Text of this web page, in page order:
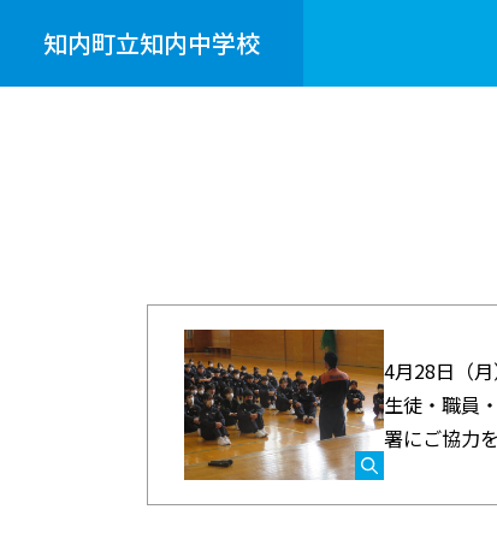
知内町立知内中学校
4月28日（
生徒・職員
署にご協力